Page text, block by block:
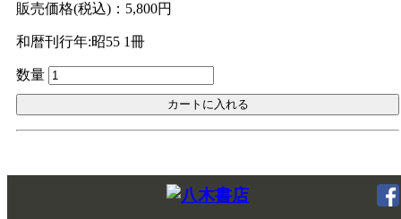
販売価格(税込)：5,800円
和暦刊行年:昭55 1冊
数量